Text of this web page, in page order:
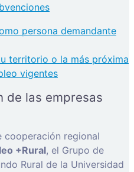
persona demandante
territorio o la más próxima
vigentes
de las empresas
cooperación regional
+Rural, el Grupo de
Rural de la Universidad